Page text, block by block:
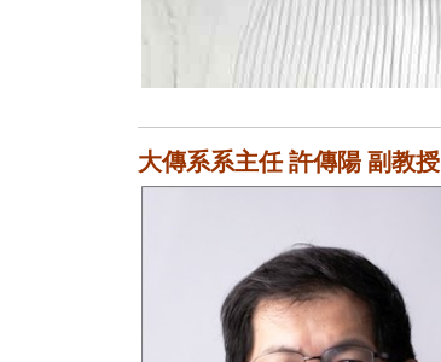
大傳系系主任 許傳陽 副教授